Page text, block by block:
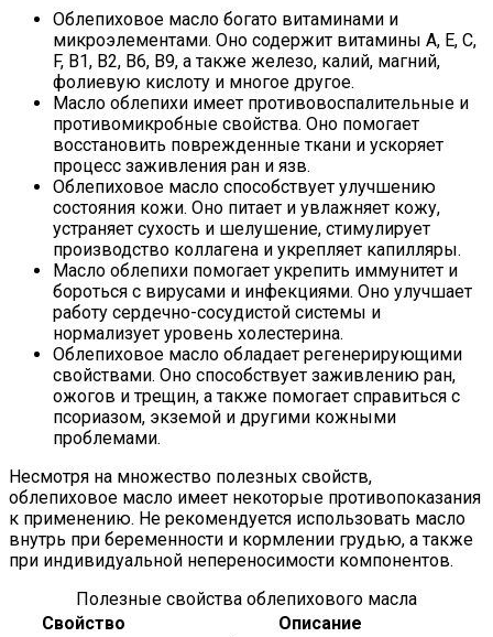
Облепиховое масло богато витаминами и
микроэлементами. Оно содержит витамины А, Е, С,
F, B1, B2, B6, B9, а также железо, калий, магний,
фолиевую кислоту и многое другое.
Масло облепихи имеет противовоспалительные и
противомикробные свойства. Оно помогает
восстановить поврежденные ткани и ускоряет
процесс заживления ран и язв.
Облепиховое масло способствует улучшению
состояния кожи. Оно питает и увлажняет кожу,
устраняет сухость и шелушение, стимулирует
производство коллагена и укрепляет капилляры.
Масло облепихи помогает укрепить иммунитет и
бороться с вирусами и инфекциями. Оно улучшает
работу сердечно-сосудистой системы и
нормализует уровень холестерина.
Облепиховое масло обладает регенерирующими
свойствами. Оно способствует заживлению ран,
ожогов и трещин, а также помогает справиться с
псориазом, экземой и другими кожными
проблемами.
Несмотря на множество полезных свойств,
облепиховое масло имеет некоторые противопоказания
к применению. Не рекомендуется использовать масло
внутрь при беременности и кормлении грудью, а также
при индивидуальной непереносимости компонентов.
Полезные свойства облепихового масла
Свойство
Описание